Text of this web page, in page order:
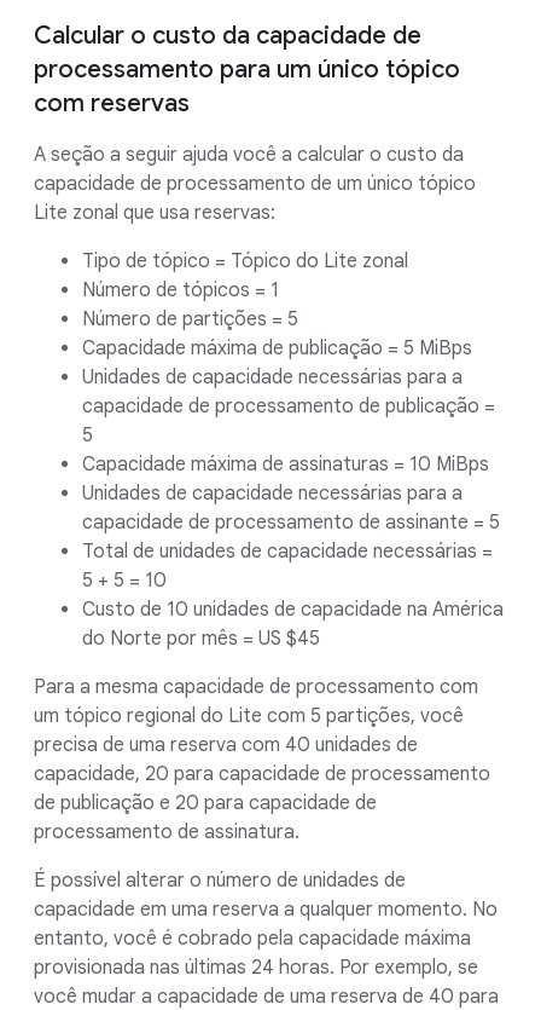
Calcular o custo da capacidade de
processamento para um único tópico
com reservas
A seção a seguir ajuda você a calcular o custo da
capacidade de processamento de um único tópico
Lite zonal que usa reservas:
Tipo de tópico = Tópico do Lite zonal
Número de tópicos = 1
Número de partições = 5
Capacidade máxima de publicação = 5 MiBps
Unidades de capacidade necessárias para a
capacidade de processamento de publicação =
5
Capacidade máxima de assinaturas = 10 MiBps
Unidades de capacidade necessárias para a
capacidade de processamento de assinante = 5
Total de unidades de capacidade necessárias =
5 + 5 = 10
Custo de 10 unidades de capacidade na América
do Norte por mês = US $45
Para a mesma capacidade de processamento com
um tópico regional do Lite com 5 partições, você
precisa de uma reserva com 40 unidades de
capacidade, 20 para capacidade de processamento
de publicação e 20 para capacidade de
processamento de assinatura.
É possível alterar o número de unidades de
capacidade em uma reserva a qualquer momento. No
entanto, você é cobrado pela capacidade máxima
provisionada nas últimas 24 horas. Por exemplo, se
você mudar a capacidade de uma reserva de 40 para